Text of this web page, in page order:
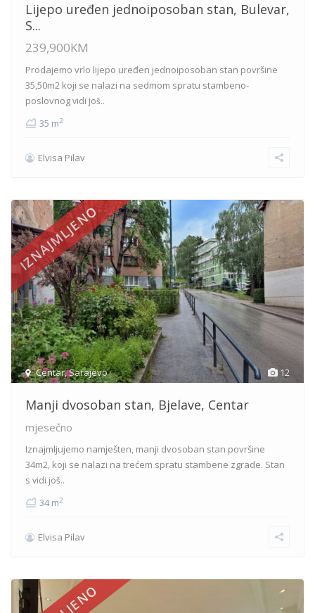
Lijepo uređen jednoiposoban stan, Bulevar,
S...
239,900KM
Prodajemo vrlo lijepo uređen jednoiposoban stan površine
35,50m2 koji se nalazi na sedmom spratu stambeno-
poslovnogvidi još..
35 m2
Elvisa Pilav
12
Centar,Sarajevo
IZNAJMLJENO
Manji dvosoban stan, Bjelave, Centar
mjesečno
Iznajmljujemo namješten, manji dvosoban stan površine
34m2, koji se nalazi na trećem spratu stambene zgrade. Stan
s vidi još..
34 m2
Elvisa Pilav